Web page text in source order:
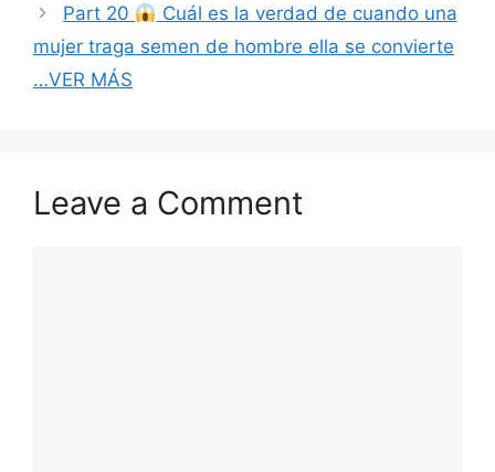
Part 20
Cuál es la verdad de cuando una
mujer traga semen de hombre ella se convierte
…VER MÁS
Leave a Comment